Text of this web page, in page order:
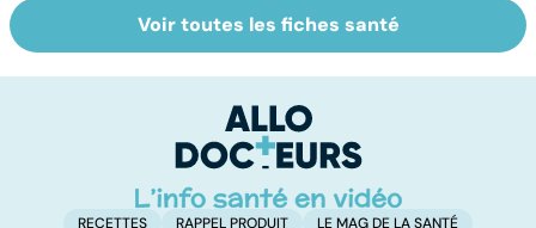
Dérèglement
hormonal : et si
Tout savoir sur
les infections
Voir toutes les fiches santé
RECETTES RAPPEL PRODUIT LE MAG DE LA SANTÉ